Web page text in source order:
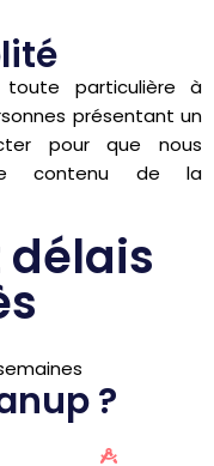
toute particulière à
présentant un
pour que nous
le contenu de la
?